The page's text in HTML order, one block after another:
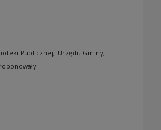
Publicznej, Urzędu Gminy,